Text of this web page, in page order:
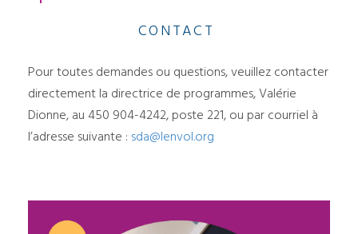
CONTACT
Pour toutes demandes ou questions, veuillez contacter
directement la directrice de programmes, Valérie
Dionne, au 450 904-4242, poste 221, ou par courriel à
l’adresse suivante : sda@lenvol.org